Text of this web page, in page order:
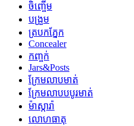
ចិញ្ចើម
បង្រួម
ត្របកភ្នែក
Concealer
កញ្ចក់
Jars&Posts
ក្រែមលាបមាត់
ក្រែមលាបបបូរមាត់
ម៉ាស្ការ៉ា
លោហធាតុ